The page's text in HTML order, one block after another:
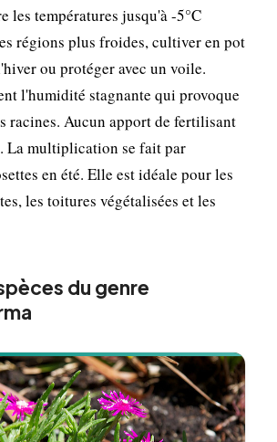
les températures jusqu'à -5°C
régions plus froides, cultiver en pot
ou protéger avec un voile.
l'humidité stagnante qui provoque
racines. Aucun apport de fertilisant
La multiplication se fait par
en été. Elle est idéale pour les
les toitures végétalisées et les
du genre